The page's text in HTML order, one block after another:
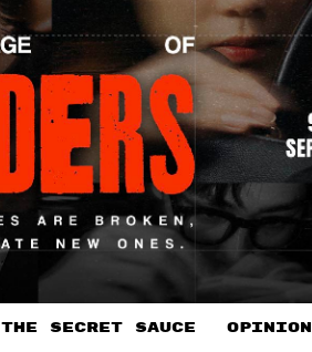
THE SECRET SAUCE​ OPINION